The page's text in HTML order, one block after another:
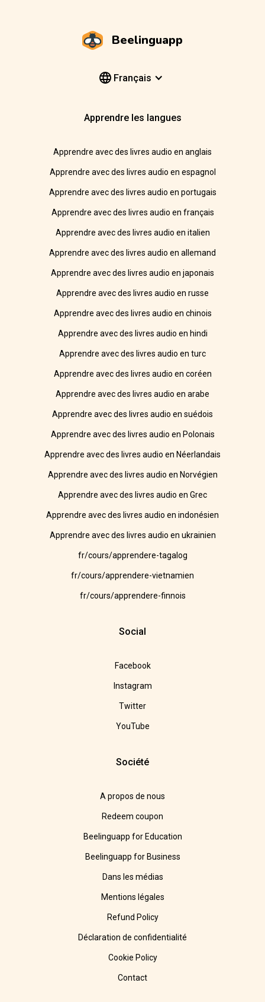
Beelinguapp
Français
Apprendre les langues
Apprendre avec des livres audio en anglais
Apprendre avec des livres audio en espagnol
Apprendre avec des livres audio en portugais
Apprendre avec des livres audio en français
Apprendre avec des livres audio en italien
Apprendre avec des livres audio en allemand
Apprendre avec des livres audio en japonais
Apprendre avec des livres audio en russe
Apprendre avec des livres audio en chinois
Apprendre avec des livres audio en hindi
Apprendre avec des livres audio en turc
Apprendre avec des livres audio en coréen
Apprendre avec des livres audio en arabe
Apprendre avec des livres audio en suédois
Apprendre avec des livres audio en Polonais
Apprendre avec des livres audio en Néerlandais
Apprendre avec des livres audio en Norvégien
Apprendre avec des livres audio en Grec
Apprendre avec des livres audio en indonésien
Apprendre avec des livres audio en ukrainien
fr/cours/apprendere-tagalog
fr/cours/apprendere-vietnamien
fr/cours/apprendere-finnois
Social
Facebook
Instagram
Twitter
YouTube
Société
A propos de nous
Redeem coupon
Beelinguapp for Education
Beelinguapp for Business
Dans les médias
Mentions légales
Refund Policy
Déclaration de confidentialité
Cookie Policy
Contact